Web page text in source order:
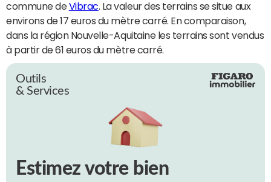
commune deVibrac . La valeur des terrains se situe aux
environs de 17 euros du mètre carré. En comparaison,
dans la région Nouvelle-Aquitaine les terrains sont vendus
à partir de 61 euros du mètre carré.
Outils
& Services
Estimez votre bien